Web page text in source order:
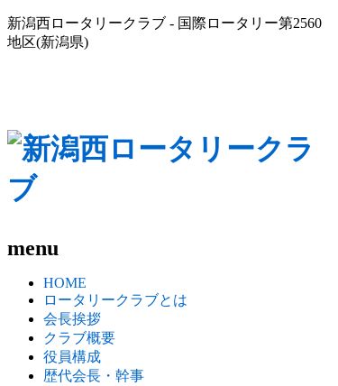
新潟西ロータリークラブ - 国際ロータリー第2560
地区(新潟県)
menu
HOME
ロータリークラブとは
会長挨拶
クラブ概要
役員構成
歴代会長・幹事